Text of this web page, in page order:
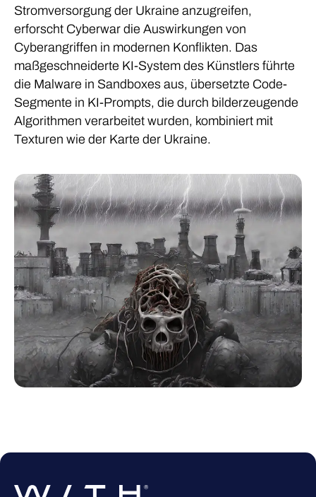
Stromversorgung der Ukraine anzugreifen,
erforscht Cyberwar die Auswirkungen von
Cyberangriffen in modernen Konflikten. Das
maßgeschneiderte KI-System des Künstlers führte
die Malware in Sandboxes aus, übersetzte Code-
Segmente in KI-Prompts, die durch bilderzeugende
Algorithmen verarbeitet wurden, kombiniert mit
Texturen wie der Karte der Ukraine.